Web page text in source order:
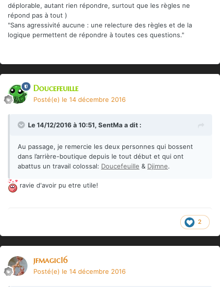
déplorable, autant rien répondre, surtout que les règles ne
répond pas à tout )
"Sans agressivité aucune : une relecture des règles et de la
logique permettent de répondre à toutes ces questions."
Doucefeuille
Posté(e) le 14 décembre 2016
Le 14/12/2016 à 10:51, SentMa a dit :
Au passage, je remercie les deux personnes qui bossent
dans l’arrière-boutique depuis le tout début et qui ont
abattus un travail colossal: Doucefeuille & Djimne.
ravie d'avoir pu etre utile!
2
jfmagic16
Posté(e) le 14 décembre 2016